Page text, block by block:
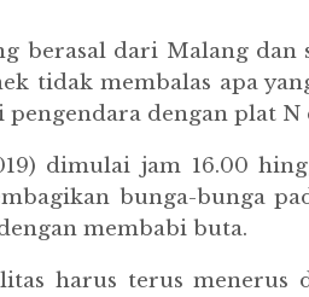
berasal dari Malang
tidak membalas apa
dengan plat N
dimulai jam 16.00
bunga-bunga
membabi buta.
harus terus menerus